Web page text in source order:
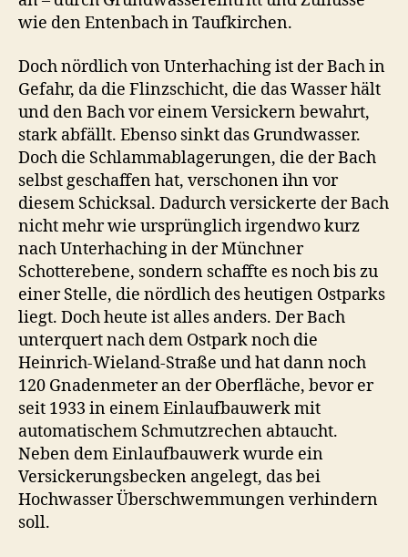
wie den Entenbach in Taufkirchen.
Doch nördlich von Unterhaching ist der Bach in
Gefahr, da die Flinzschicht, die das Wasser hält
und den Bach vor einem Versickern bewahrt,
stark abfällt. Ebenso sinkt das Grundwasser.
Doch die Schlammablagerungen, die der Bach
selbst geschaffen hat, verschonen ihn vor
diesem Schicksal. Dadurch versickerte der Bach
nicht mehr wie ursprünglich irgendwo kurz
nach Unterhaching in der Münchner
Schotterebene, sondern schaffte es noch bis zu
einer Stelle, die nördlich des heutigen Ostparks
liegt. Doch heute ist alles anders. Der Bach
unterquert nach dem Ostpark noch die
Heinrich-Wieland-Straße und hat dann noch
120 Gnadenmeter an der Oberfläche, bevor er
seit 1933 in einem Einlaufbauwerk mit
automatischem Schmutzrechen abtaucht.
Neben dem Einlaufbauwerk wurde ein
Versickerungsbecken angelegt, das bei
Hochwasser Überschwemmungen verhindern
soll.